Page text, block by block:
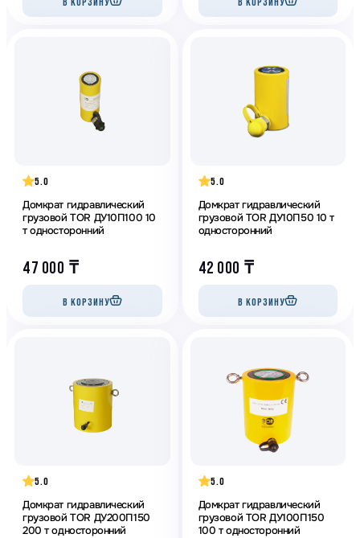
5.0
Домкрат гидравлический
грузовой TOR ДУ10П100 10
т односторонний
47 000 ₸
В КОРЗИНУ
5.0
Домкрат гидравлический
грузовой TOR ДУ10П50 10 т
односторонний
42 000 ₸
В КОРЗИНУ
5.0
Домкрат гидравлический
грузовой TOR ДУ200П150
200 т односторонний
5.0
Домкрат гидравлический
грузовой TOR ДУ100П150
100 т односторонний